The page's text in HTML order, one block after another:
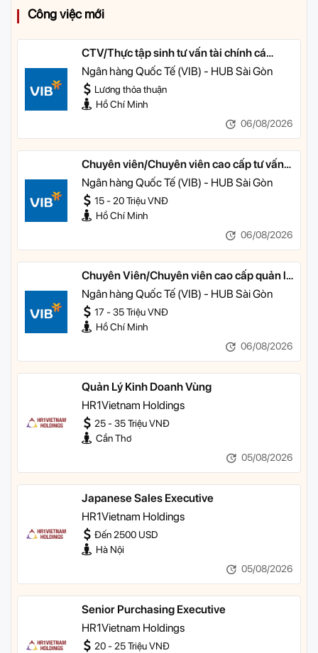
Công việc mới
CTV/Thực tập sinh tư vấn tài chính cá
nhân
Ngân hàng Quốc Tế (VIB) - HUB Sài Gòn
Lương thỏa thuận
Hồ Chí Minh
06/08/2026
Chuyên viên/Chuyên viên cao cấp tư vấn
tài chính cá nhân
Ngân hàng Quốc Tế (VIB) - HUB Sài Gòn
15 - 20 Triệu VNĐ
Hồ Chí Minh
06/08/2026
Chuyên Viên/Chuyên viên cao cấp quản lý
khách hàng ưu tiên
Ngân hàng Quốc Tế (VIB) - HUB Sài Gòn
17 - 35 Triệu VNĐ
Hồ Chí Minh
06/08/2026
Quản Lý Kinh Doanh Vùng
HR1Vietnam Holdings
25 - 35 Triệu VNĐ
Cần Thơ
05/08/2026
Japanese Sales Executive
HR1Vietnam Holdings
Đến 2500 USD
Hà Nội
05/08/2026
Senior Purchasing Executive
HR1Vietnam Holdings
20 - 25 Triệu VNĐ